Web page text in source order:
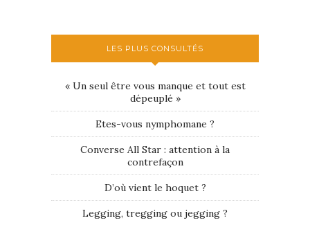
LES PLUS CONSULTÉS
« Un seul être vous manque et tout est
dépeuplé »
Etes-vous nymphomane ?
Converse All Star : attention à la
contrefaçon
D’où vient le hoquet ?
Legging, tregging ou jegging ?